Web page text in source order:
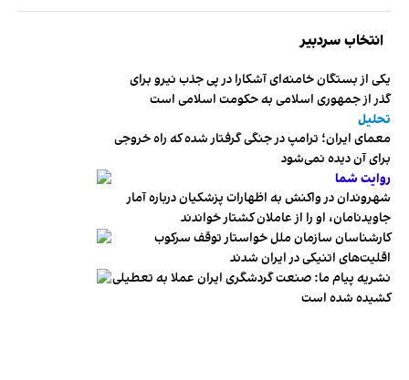
انتخاب سردبیر
یکی از بستگان خامنه‌ای آشکارا در پی جذب نیرو برای
گذر از جمهوری اسلامی به حکومت اسلامی است
تحلیل
معمای ایران؛ ترامپ در جنگی گرفتار شده که راه خروجی
برای آن دیده نمی‌شود
روایت شما
شهروندان در واکنش به اظهارات پزشکیان درباره آمار
جاویدنامان، او را از عاملان کشتار خواندند
کارشناسان سازمان ملل خواستار توقف سرکوب
اقلیت‌های اتنیکی در ایران شدند
نشریه پیام ما: صنعت گردشگری ایران عملا به تعطیلی
کشیده شده است